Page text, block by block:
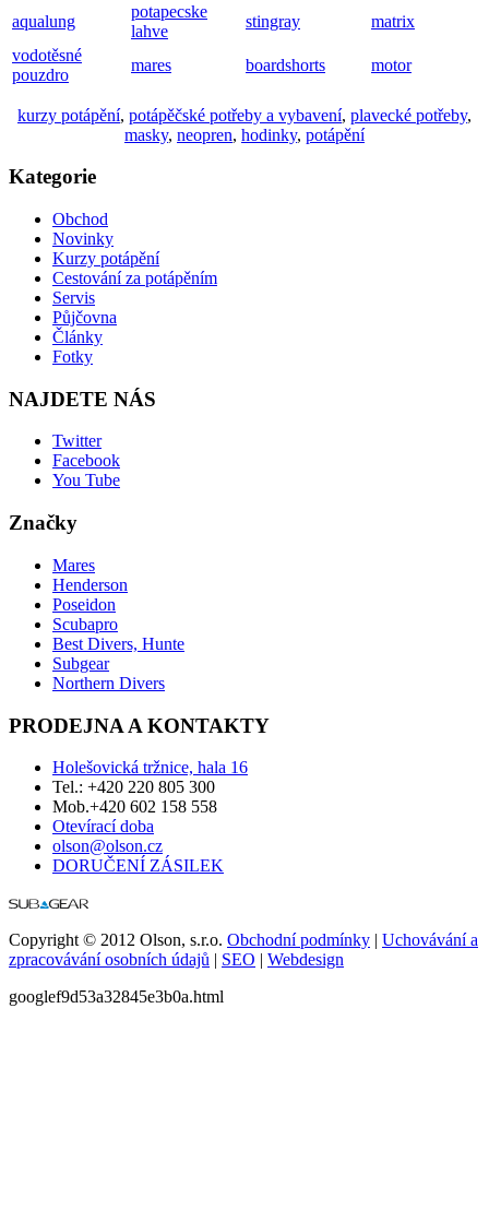
aqualung
potapecske
lahve
stingray
matrix
vodotěsné
pouzdro
mares boardshorts motor
kurzy potápění, potápěčské potřeby a vybavení, plavecké potřeby,
masky, neopren, hodinky, potápění
Kategorie
Obchod
Novinky
Kurzy potápění
Cestování za potápěním
Servis
Půjčovna
Články
Fotky
NAJDETE NÁS
Twitter
Facebook
You Tube
Značky
Mares
Henderson
Poseidon
Scubapro
Best Divers, Hunte
Subgear
Northern Divers
PRODEJNA A KONTAKTY
Holešovická tržnice, hala 16
Tel.: +420 220 805 300
Mob.+420 602 158 558
Otevírací doba
olson@olson.cz
DORUČENÍ ZÁSILEK
Copyright © 2012 Olson, s.r.o. Obchodní podmínky | Uchovávání a
zpracovávání osobních údajů | SEO | Webdesign
googlef9d53a32845e3b0a.html